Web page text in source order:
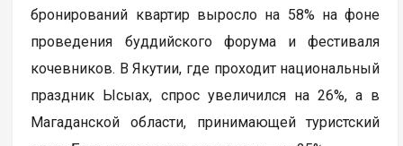
бронирований квартир выросло на 58% на фоне
проведения буддийского форума и фестиваля
кочевников. В Якутии, где проходит национальный
праздник Ысыах, спрос увеличился на 26%, а в
Магаданской области, принимающей туристский